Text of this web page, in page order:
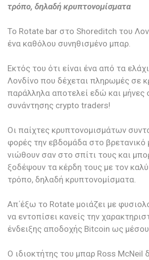
τρόπο, δηλαδή κρυπτονομίσματα
Το Rotate bar στο Shoreditch του
ένα καθόλου συνηθισμένο μπαρ.
Εκτός του ότι είναι ένα από τα
Λονδίνο που δέχεται πληρωμές σε
παράλληλα αποτελεί εδώ και μήνες
συνάντησης crypto traders!
Οι παίχτες κρυπτονομισμάτων
φορές την εβδομάδα στο
νιώθουν σαν στο σπίτι τους και
ξοδέψουν τα κέρδη τους με τον
τρόπο, δηλαδή κρυπτονομίσματα.
Απ΄έξω το Rotate μοιάζει με
να εντοπίσει κανείς την
ένδειξης αποδοχής Bitcoin ως
Ο ιδιοκτήτης του μπαρ Ross McNeil